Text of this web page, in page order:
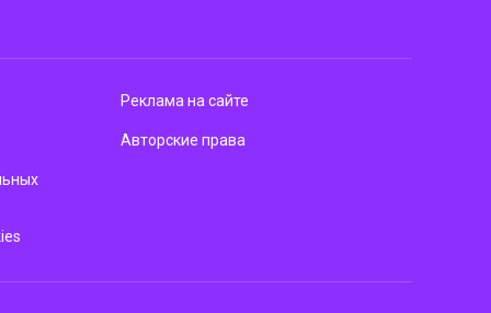
Реклама на сайте
Авторские права